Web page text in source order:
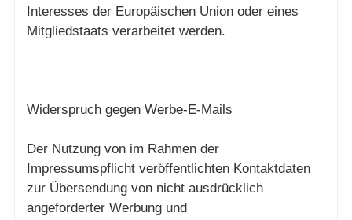
Interesses der Europäischen Union oder eines
Mitgliedstaats verarbeitet werden.
Widerspruch gegen Werbe-E-Mails
Der Nutzung von im Rahmen der
Impressumspflicht veröffentlichten Kontaktdaten
zur Übersendung von nicht ausdrücklich
angeforderter Werbung und